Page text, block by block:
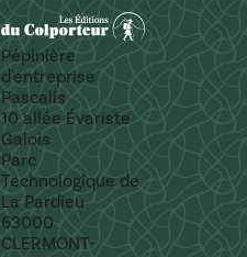
Pépinière
d'entreprise
Pascalis
10 allée Évariste
Galois
Parc
Technologique de
La Pardieu
63000
CLERMONT-